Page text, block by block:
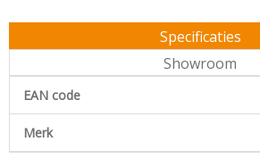
Specificaties
Showroom
EAN code
Merk